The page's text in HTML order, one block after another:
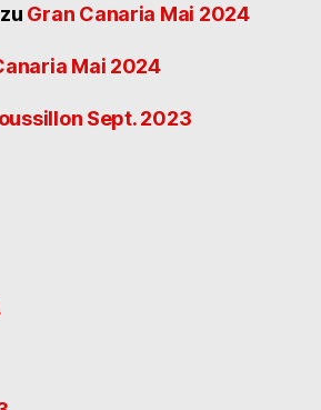
Gran Canaria Mai 2024
Mai 2024
Sept. 2023